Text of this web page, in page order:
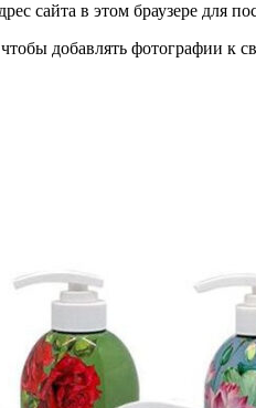
сайта в этом браузере для
добавлять фотографии к